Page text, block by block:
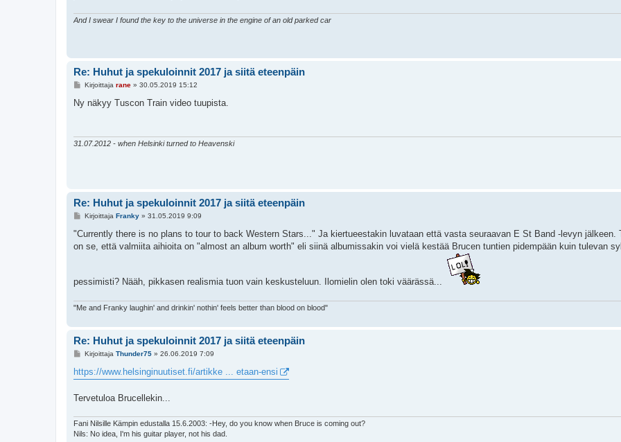
And I swear I found the key to the universe in the engine of an old parked car
Re: Huhut ja spekuloinnit 2017 ja siitä eteenpäin
V
e
s
Kirjoittaja rane» 30.05.2019 15:12
Ny näkyy Tuscon Train video tuupista.
31.07.2012 - when Helsinki turned to Heavenski
Re: Huhut ja spekuloinnit 2017 ja siitä eteenpäin
V
e
t
Kirjoittaja Franky» 31.05.2019 9:09
"Currently there is no plans to tour to back Western Stars..." Ja kiertueestakin luvataan että vasta seuraavan E St Band -levyn jälkeen.
on se, että valmiita aihioita on "almost an album worth" eli siinä albumissakin voi vielä kestää Brucen tuntien pidempään kuin tulevan
pessimisti? Nääh, pikkasen realismia tuon vain keskusteluun. Ilomielin olen toki väärässä...
"Me and Franky laughin' and drinkin' nothin' feels better than blood on blood"
Re: Huhut ja spekuloinnit 2017 ja siitä eteenpäin
V
e
s
Kirjoittaja Thunder75» 26.06.2019 7:09
https://www.helsinginuutiset.fi/artikke ... etaan-ensi
Tervetuloa Brucellekin...
Fani Nilsille Kämpin edustalla 15.6.2003: -Hey, do you know when Bruce is coming out?
Nils: No idea, I'm his guitar player, not his dad.